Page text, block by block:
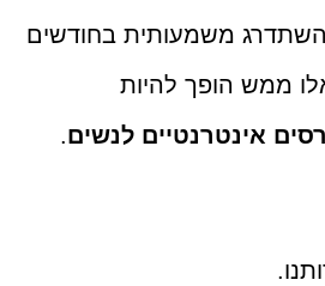
השתדרג משמעותית בחודשים
ממש הופך להיות
אינטרנטיים לנשים.